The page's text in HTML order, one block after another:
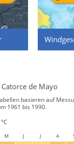
de Mayo
basieren auf
1961 bis 1990.
M J J A